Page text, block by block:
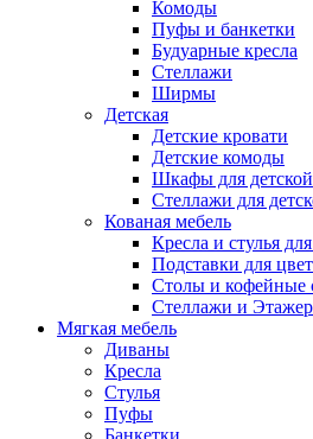
Комоды
Пуфы и банкетки
Будуарные кресла
Стеллажи
Ширмы
Детская
Детские кровати
Детские комоды
Шкафы для детской
Стеллажи для
Кованая мебель
Кресла и стулья
Подставки для
Столы и кофейные
Стеллажи и
Мягкая мебель
Диваны
Кресла
Стулья
Пуфы
Банкетки